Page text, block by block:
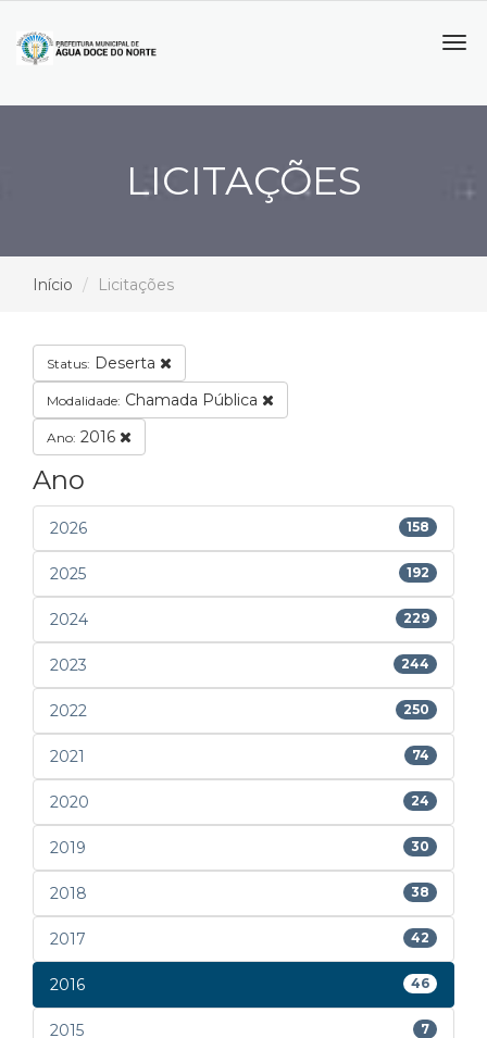
LICITAÇÕES
Início Licitações
Status: Deserta
Modalidade: Chamada Pública
Ano: 2016
Ano
2026 158
2025 192
2024 229
2023 244
2022 250
2021 74
2020 24
2019 30
2018 38
2017 42
2016 46
2015 7